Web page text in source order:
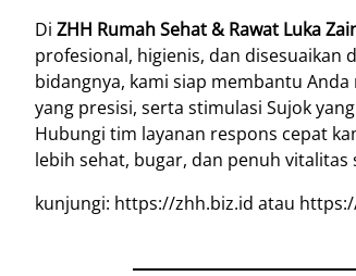
Di ZHH Rumah Sehat & Rawat Luka
profesional, higienis, dan disesuaikan
bidangnya, kami siap membantu
yang presisi, serta stimulasi Sujok
Hubungi tim layanan respons cepat
lebih sehat, bugar, dan penuh vitalitas
kunjungi: https://zhh.biz.id atau